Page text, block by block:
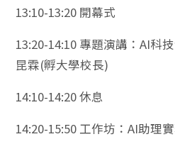
13:10-13:20 開幕式
13:20-14:10 專題演講：AI科
昆霖(孵大學校長)
14:10-14:20 休息
14:20-15:50 工作坊：AI助理